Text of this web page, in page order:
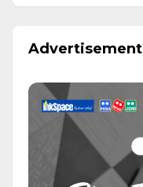
Advertisement